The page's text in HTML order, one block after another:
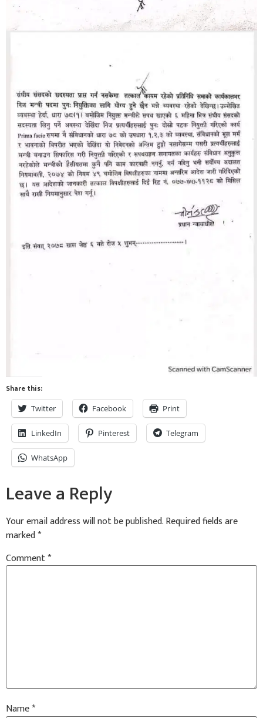
Share this:
Twitter Facebook Print
LinkedIn Pinterest Telegram
WhatsApp
Leave a Reply
Your email address will not be published.Required fields are
marked*
Comment*
Name*